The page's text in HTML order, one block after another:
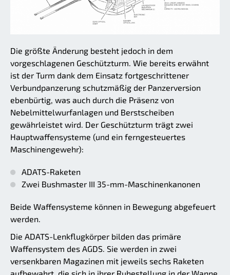
Die größte Änderung besteht jedoch in dem
vorgeschlagenen Geschützturm. Wie bereits erwähnt
ist der Turm dank dem Einsatz fortgeschrittener
Verbundpanzerung schutzmäßig der Panzerversion
ebenbürtig, was auch durch die Präsenz von
Nebelmittelwurfanlagen und Berstscheiben
gewährleistet wird. Der Geschützturm trägt zwei
Hauptwaffensysteme (und ein ferngesteuertes
Maschinengewehr):
ADATS-Raketen
Zwei Bushmaster III 35-mm-Maschinenkanonen
Beide Waffensysteme können in Bewegung abgefeuert
werden.
Die ADATS-Lenkflugkörper bilden das primäre
Waffensystem des AGDS. Sie werden in zwei
versenkbaren Magazinen mit jeweils sechs Raketen